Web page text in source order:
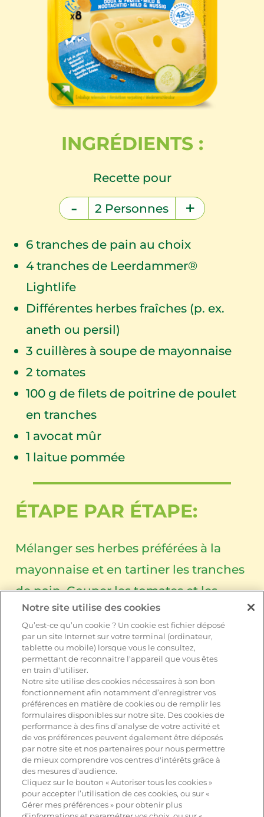
INGRÉDIENTS :
Recette pour
- 2 Personnes +
6tranches de pain au choix
4tranches de Leerdammer®
Lightlife
Différentes herbes fraîches (p. ex.
aneth ou persil)
3 cuillères à soupe de mayonnaise
2 tomates
100g de filets de poitrine de poulet
en tranches
1 avocat mûr
1 laitue pommée
ÉTAPE PAR ÉTAPE:
Mélanger ses herbes préférées à la
mayonnaise et en tartiner les tranches
de pain. Couper les tomates et les
avocats en tranches.
Garnir 2 tartines de Leerdammer®
Lightlife, de tranches de tomates et
d’un peu de salade. Poser dessus une
autre tranche de pain, du blanc de
poulet, de la salade et de l’avocat.
Recouvrir avec les deux tranches de
pain restantes, couper en diagonale,
fixer avec une brochette en bois et
Notre site utilise des cookies
Qu’est-ce qu’un cookie ? Un cookie est fichier déposé
par un site Internet sur votre terminal (ordinateur,
tablette ou mobile) lorsque vous le consultez,
permettant de reconnaitre l'appareil que vous êtes
en train d'utiliser.
Notre site utilise des cookies nécessaires à son bon
fonctionnement afin notamment d’enregistrer vos
préférences en matière de cookies ou de remplir les
formulaires disponibles sur notre site. Des cookies de
performance à des fins d’analyse de votre activité et
de vos préférences peuvent également être déposés
par notre site et nos partenaires pour nous permettre
de mieux comprendre vos centres d'intérêts grâce à
des mesures d’audience.
Cliquez sur le bouton « Autoriser tous les cookies »
pour accepter l’utilisation de ces cookies, ou sur «
Gérer mes préférences » pour obtenir plus